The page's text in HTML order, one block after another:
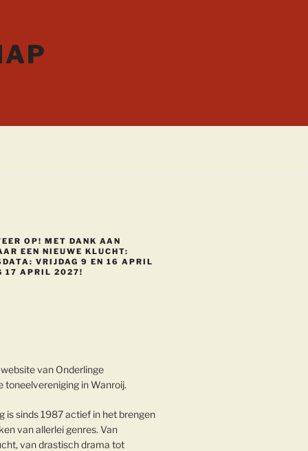
OP! MET DANK AAN
EEN NIEUWE KLUCHT:
VRIJDAG 9 EN 16 APRIL
17 APRIL 2027!
van Onderlinge
toneelvereniging in Wanroij.
is sinds 1987 actief in het brengen
van allerlei genres. Van
van drastisch drama tot